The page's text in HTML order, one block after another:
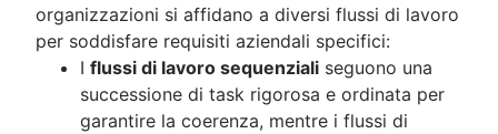
organizzazioni si affidano a diversi flussi di lavoro
per soddisfare requisiti aziendali specifici:
I flussi di lavoro sequenziali seguono una
successione di task rigorosa e ordinata per
garantire la coerenza, mentre i flussi di